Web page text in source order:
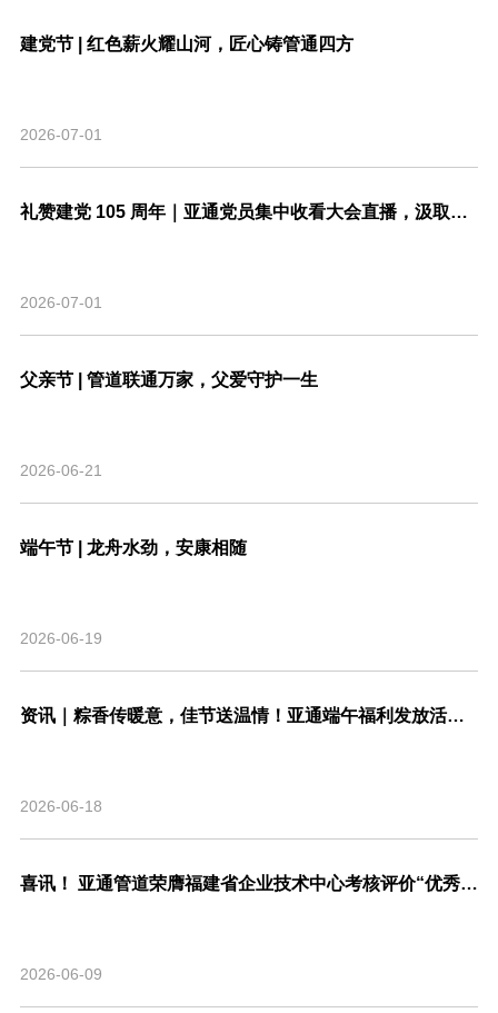
建党节 | 红色薪火耀山河，匠心铸管通四方
2026-07-01
礼赞建党 105 周年｜亚通党员集中收看大会直播，汲取奋进力量
2026-07-01
父亲节 | 管道联通万家，父爱守护一生
2026-06-21
端午节 | 龙舟水劲，安康相随
2026-06-19
资讯｜粽香传暖意，佳节送温情！亚通端午福利发放活动圆满结束！
2026-06-18
喜讯！ 亚通管道荣膺福建省企业技术中心考核评价“优秀”等级，系省内管道行业唯一！
2026-06-09